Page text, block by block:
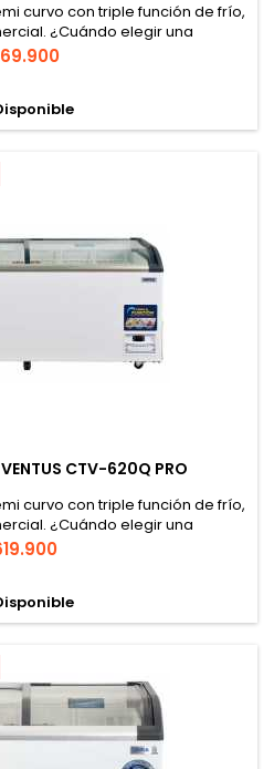
curvo con triple función de frío,
¿Cuándo elegir una
conservar productos
o restaurantes. ¿Por
CTV-220Q PRO? Con...
CTV-620Q PRO
curvo con triple función de frío,
¿Cuándo elegir una
conservar productos
o restaurantes. ¿Por
CTV-620Q PRO? Con...